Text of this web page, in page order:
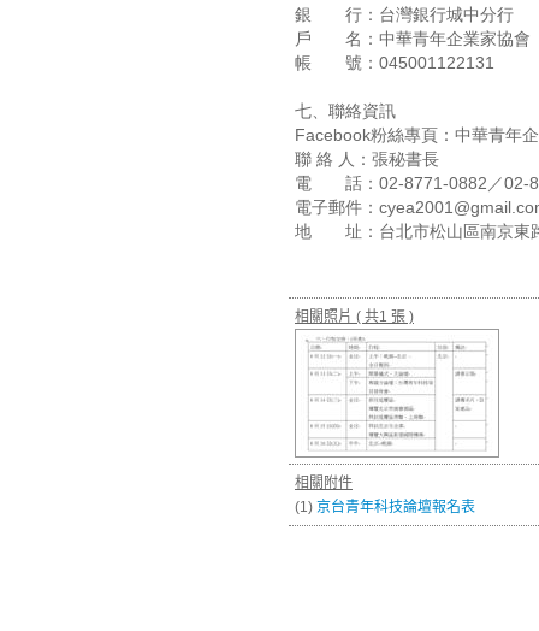
銀 行：台灣銀行城中分行
戶 名：中華青年企業家協會
帳 號：045001122131
七、聯絡資訊
Facebook粉絲專頁：中華青年
聯 絡 人：張秘書長
電 話：02-8771-0882／02-
電子郵件：
地 址：台北市松山區南京東
相關照片 ( 共1 張 )
相關附件
(1) 京台青年科技論壇報名表